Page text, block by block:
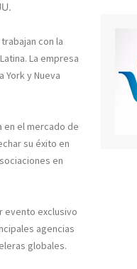
con la
La empresa
York y Nueva
en el mercado de
su éxito en
en
evento exclusivo
agencias
globales.